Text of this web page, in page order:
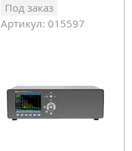
Под заказ
Артикул: 015597